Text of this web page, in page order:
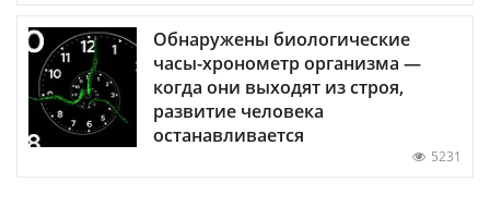
Обнаружены биологические
часы-хронометр организма —
когда они выходят из строя,
развитие человека
останавливается
5231